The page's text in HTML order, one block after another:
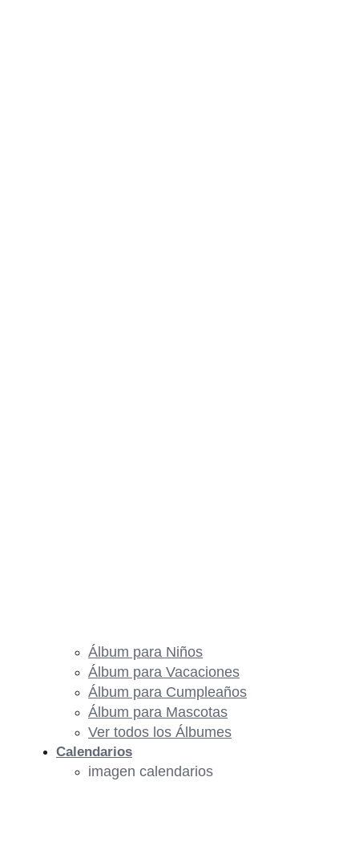
Álbum para Niños
Álbum para Vacaciones
Álbum para Cumpleaños
Álbum para Mascotas
Ver todos los Álbumes
Calendarios
imagen calendarios